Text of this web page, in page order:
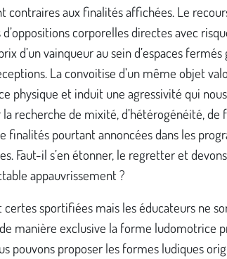
aux finalités affichées. Le
corporelles directes avec
d’un vainqueur au sein d’espaces
La convoitise d’un même objet
physique et induit une agressivité qui
recherche de mixité, d’hétérogénéité, de
finalités pourtant annoncées dans les
Faut-il s’en étonner, le regretter et
appauvrissement ?
certes sportifiées mais les éducateurs ne
manière exclusive la forme ludomotrice
pouvons proposer les formes ludiques